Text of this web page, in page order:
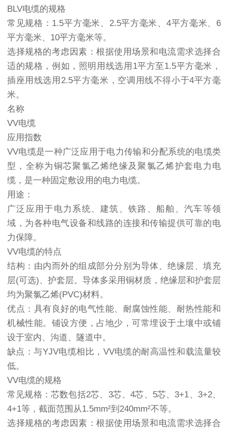
BLV电缆的规格
常见规格：1.5平方毫米、2.5平方毫米、4平方毫米、6
平方毫米、10平方毫米等。
选择规格的考虑因素：根据使用场景和电流需求选择合
适的规格，例如，照明用线选用1平方至1.5平方毫米，
插座用线选用2.5平方毫米，空调用线不得小于4平方毫
米。
名称
VV电缆
应用指数
VV电缆是一种广泛应用于电力传输和分配系统的电缆类
型，全称为铜芯聚氯乙烯绝缘及聚氯乙烯护套电力电
缆，是一种固定敷设用的电力电缆。
用途：
广泛应用于电力系统、建筑、铁路、船舶、汽车等领
域，为各种电气设备和线路的连接和传输提供可靠的电
力保障。
VV电缆的特点
结构：由内而外的组成部分分别为导体、绝缘层、填充
层(可选)、护套层。导体多采用铜材质，绝缘层和护套层
均为聚氯乙烯(PVC)材料。
优点：具有良好的电气性能、耐腐蚀性能、耐热性能和
机械性能。铺设方便，占地少，可常埋设于土壤中或铺
设于室内、沟道、隧道中。
缺点：与YJV电缆相比，VV电缆的耐高温性和载流量较
低。
VV电缆的规格
常见规格：芯数包括2芯、3芯、4芯、5芯、3+1、3+2、
4+1等，截面范围从1.5mm²到240mm²不等。
选择规格的考虑因素：根据使用场景和电流需求选择合